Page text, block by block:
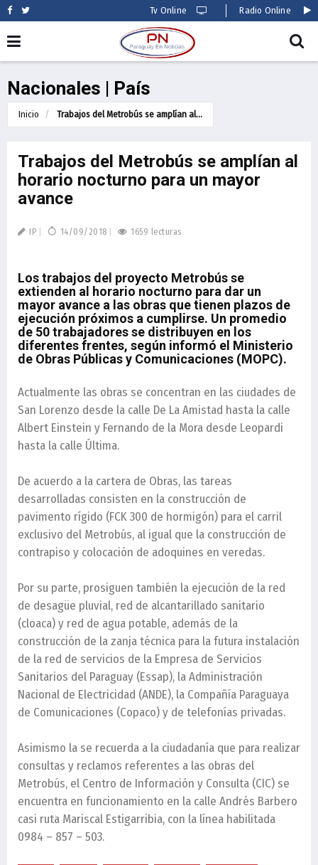
Tv Online Radio Online
Nacionales | País
Inicio Trabajos del Metrobús se amplían al...
Trabajos del Metrobús se amplían al
horario nocturno para un mayor
avance
IP 14/09/2018 1659 lecturas
Los trabajos del proyecto Metrobús se
extienden al horario nocturno para dar un
mayor avance a las obras que tienen plazos de
ejecución próximos a cumplirse. Un promedio
de 50 trabajadores se distribuyen en los
diferentes frentes, según informó el Ministerio
de Obras Públicas y Comunicaciones (MOPC).
Actualmente las obras se concentran en las ciudades de
San Lorenzo desde la calle De La Amistad hasta la calle
Albert Einstein y Fernando de la Mora desde Leopardi
hasta la calle Última.
De acuerdo a la cartera de Obras, las tareas
desarrolladas consisten en la construcción de
pavimento rígido (FCK 300 de hormigón) para el carril
exclusivo del Metrobús, al igual que la construcción de
contrapiso y colocación de adoquines en veredas.
Por su parte, prosiguen también la ejecución de la red
de desagüe pluvial, red de alcantarillado sanitario
(cloaca) y red de agua potable, además de la
construcción de la zanja técnica para la futura instalación
de la red de servicios de la Empresa de Servicios
Sanitarios del Paraguay (Essap), la Administración
Nacional de Electricidad (ANDE), la Compañía Paraguaya
de Comunicaciones (Copaco) y de telefonías privadas.
Asimismo la se recuerda a la ciudadanía que para realizar
consultas y reclamos referentes a las obras del
Metrobús, el Centro de Información y Consulta (CIC) se
encuentra en funcionamiento en la calle Andrés Barbero
casi ruta Mariscal Estigarribia, con la línea habilitada
0984 – 857 – 503.